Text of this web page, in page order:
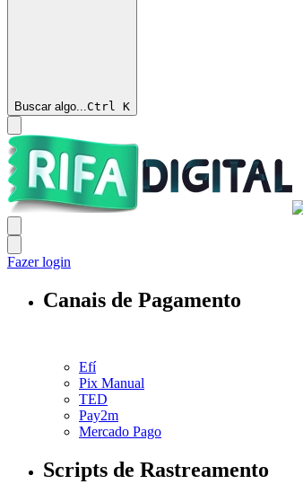
Buscar algo... Ctrl K
Fazer login
Canais de Pagamento
Efí
Pix Manual
TED
Pay2m
Mercado Pago
Scripts de Rastreamento